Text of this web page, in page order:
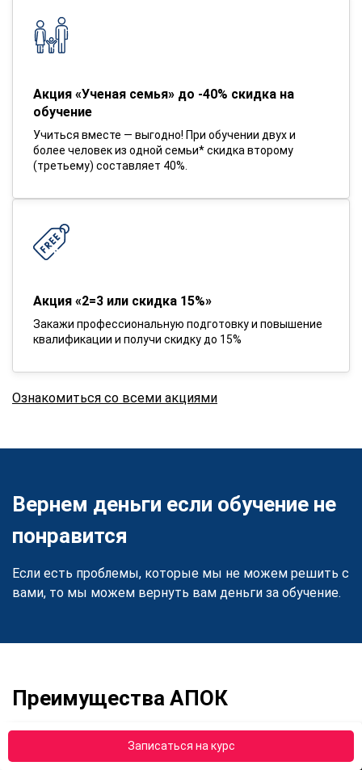
Записаться на курс
Акция «Ученая семья» до -40% скидка на
обучение
Учиться вместе — выгодно! При обучении двух и
более человек из одной семьи* скидка второму
(третьему) составляет 40%.
Акция «2=3 или скидка 15%»
Закажи профессиональную подготовку и повышение
квалификации и получи скидку до 15%
Ознакомиться со всеми акциями
Вернем деньги если обучение не
понравится
Если есть проблемы, которые мы не можем решить с
вами, то мы можем вернуть вам деньги за обучение.
Преимущества АПОК